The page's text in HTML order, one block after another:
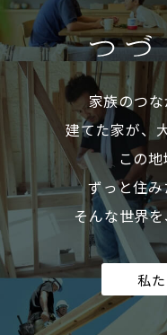
家族のつな
建てた家が、
この
ずっと住み
そんな世界
私